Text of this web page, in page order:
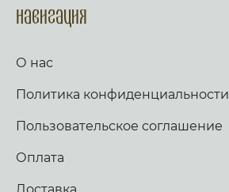
Навигация
О нас
Политика конфиденциальности
Пользовательское соглашение
Оплата